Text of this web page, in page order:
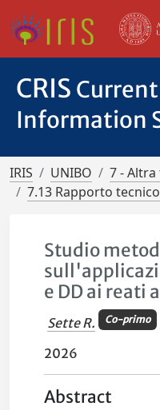
CRIS
Information
IRIS UNIBO
7 -
7.13 Rapporto tecnico
Studio
e DD ai reati
Sette R. Co-primo
2026
Abstract